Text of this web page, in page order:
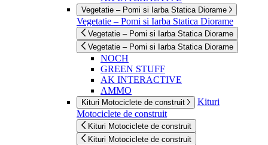
Vegetatie – Pomi si Iarba Statica Diorame
Vegetatie – Pomi si Iarba Statica Diorame
Vegetatie – Pomi si Iarba Statica Diorame
Vegetatie – Pomi si Iarba Statica Diorame
NOCH
GREEN STUFF
AK INTERACTIVE
AMMO
Kituri Motociclete de construit
Kituri
Motociclete de construit
Kituri Motociclete de construit
Kituri Motociclete de construit